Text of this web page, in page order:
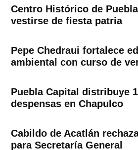
Centro Histórico de
vestirse de fiesta patria
Pepe Chedraui fortalece
ambiental con curso de
Puebla Capital distribuye
despensas en Chapulco
Cabildo de Acatlán
para Secretaría General